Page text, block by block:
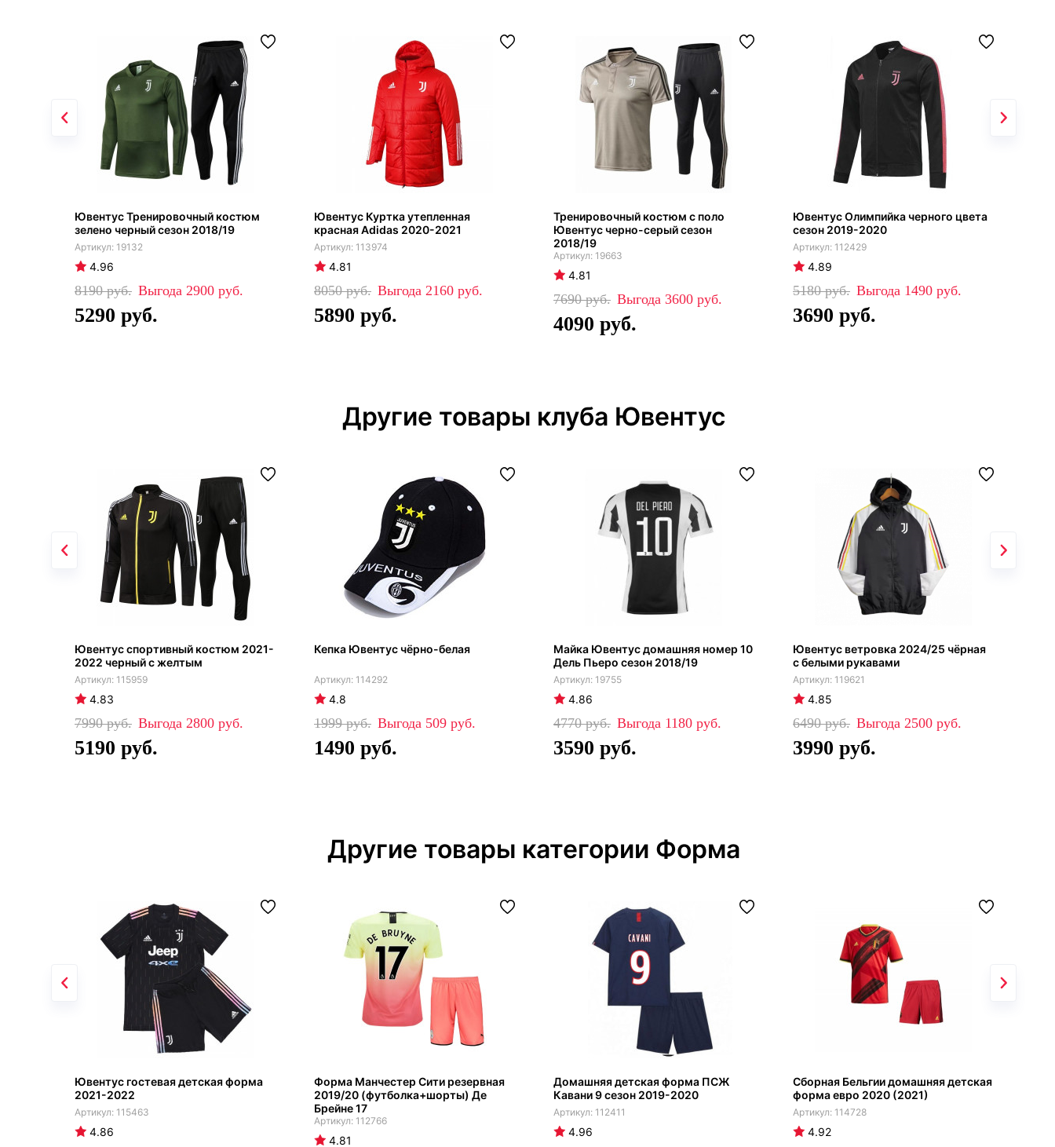
Ювентус Тренировочный костюм
зелено черный сезон 2018/19
19132
4.96
8190 2900
5290
Ювентус Куртка утепленная
красная Adidas 2020-2021
113974
4.81
8050 2160
5890
Тренировочный костюм с поло
Ювентус черно-серый сезон
2018/19
19663
4.81
7690 3600
4090
Ювентус Олимпийка черного цвета
сезон 2019-2020
112429
4.89
5180 1490
3690
Другие товары клуба Ювентус
Ювентус спортивный костюм 2021-
2022 черный с желтым
115959
4.83
7990 2800
5190
Кепка Ювентус чёрно-белая
114292
4.8
1999 509
1490
Майка Ювентус домашняя номер 10
Дель Пьеро сезон 2018/19
19755
4.86
4770 1180
3590
Ювентус ветровка 2024/25 чёрная
с белыми рукавами
119621
4.85
6490 2500
3990
Другие товары категории Форма
Ювентус гостевая детская форма
2021-2022
115463
4.86
Форма Манчестер Сити резервная
2019/20 (футболка+шорты) Де
Брейне 17
112766
4.81
Домашняя детская форма ПСЖ
Кавани 9 сезон 2019-2020
112411
4.96
Сборная Бельгии домашняя детская
форма евро 2020 (2021)
114728
4.92